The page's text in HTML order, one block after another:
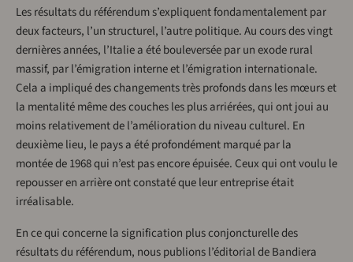
Les résultats du référendum s’expliquent fondamentalement par
deux facteurs, l’un structurel, l’autre politique. Au cours des vingt
dernières années, l’Italie a été bouleversée par un exode rural
massif, par l’émigration interne et l’émigration internationale.
Cela a impliqué des changements très profonds dans les mœurs et
la mentalité même des couches les plus arriérées, qui ont joui au
moins relativement de l’amélioration du niveau culturel. En
deuxième lieu, le pays a été profondément marqué par la
montée de 1968 qui n’est pas encore épuisée. Ceux qui ont voulu le
repousser en arrière ont constaté que leur entreprise était
irréalisable.
En ce qui concerne la signification plus conjoncturelle des
résultats du référendum, nous publions l’éditorial de Bandiera